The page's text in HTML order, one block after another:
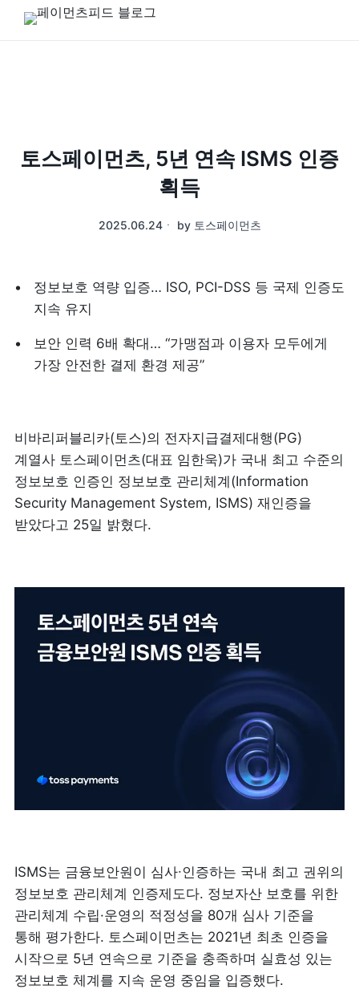
토스페이먼츠, 5년 연속 ISMS 인증
획득
2025.06.24ㆍ by 토스페이먼츠
정보보호 역량 입증… ISO, PCI-DSS 등 국제 인증도
지속 유지
보안 인력 6배 확대… “가맹점과 이용자 모두에게
가장 안전한 결제 환경 제공”
비바리퍼블리카(토스)의 전자지급결제대행(PG)
계열사 토스페이먼츠(대표 임한욱)가 국내 최고 수준의
정보보호 인증인 정보보호 관리체계(Information
Security Management System, ISMS) 재인증을
받았다고 25일 밝혔다.
ISMS는 금융보안원이 심사∙인증하는 국내 최고 권위의
정보보호 관리체계 인증제도다. 정보자산 보호를 위한
관리체계 수립·운영의 적정성을 80개 심사 기준을
통해 평가한다. 토스페이먼츠는 2021년 최초 인증을
시작으로 5년 연속으로 기준을 충족하며 실효성 있는
정보보호 체계를 지속 운영 중임을 입증했다.